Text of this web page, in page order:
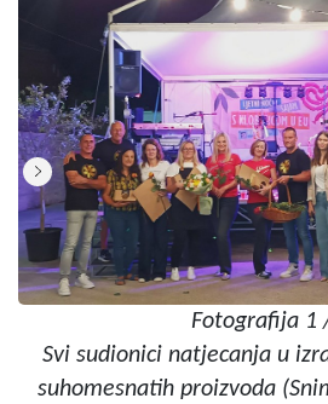
Fotografija 1
Svi sudionici natjecanja u
suhomesnatih proizvoda